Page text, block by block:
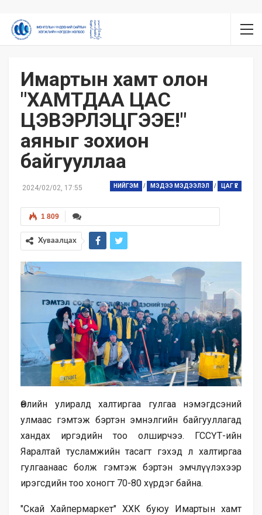
Имартын хамт олон
"ХАМТДАА ЦАС
ЦЭВЭРЛЭЦГЭЭЕ!"
аяныг зохион
байгууллаа
НИЙГЭМ / МЭДЭЭ МЭДЭЭЛЭЛ / ЦАГ ҮЕ
2024/02/02, 17:55
1 809
Хуваалцах
Өвлийн улиралд халтиргаа гулгаа нэмэгдсэний
улмаас гэмтэж бэртэн эмнэлгийн байгууллагад
хандах иргэдийн тоо олширчээ. ГССҮТ-ийн
Яаралтай тусламжийн тасагт гэхэд л халтиргаа
гулгаанаас болж гэмтэж бэртэн эмчлүүлэхээр
ирэгсдийн тоо хоногт 70-80 хүрдэг байна.
"Скай Хайпермаркет" ХХК буюу Имартын хамт